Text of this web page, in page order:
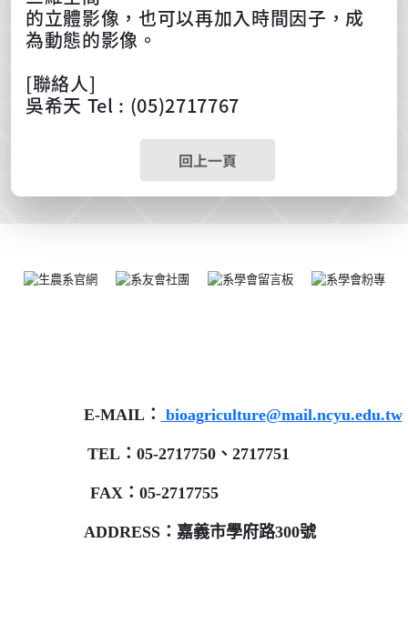
的立體影像，也可以再加入時間因子，成
為動態的影像。
[聯絡人]
吳希天 Tel : (05)2717767
回上一頁
E-MAIL： bioagriculture@mail.ncyu.edu.tw
TEL：05-2717750、2717751
FAX：05-2717755
ADDRESS：嘉義市學府路300號